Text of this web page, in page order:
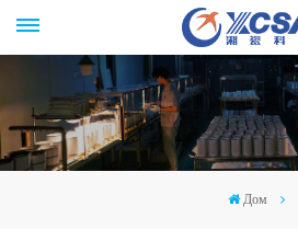
Дом